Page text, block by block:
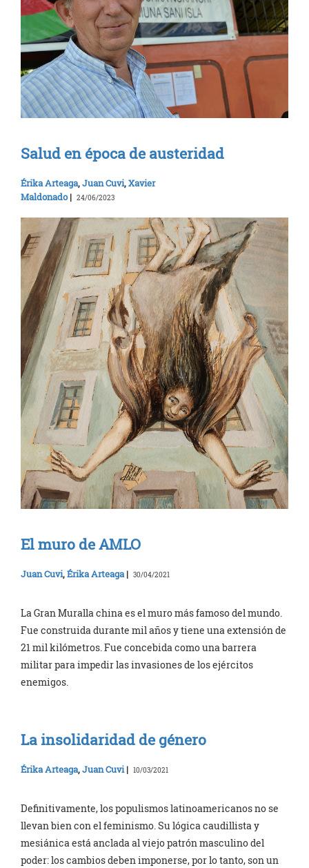
Salud en época de austeridad
Érika Arteaga,Juan Cuvi,Xavier
Maldonado| 24/06/2023
El muro de AMLO
Juan Cuvi,Érika Arteaga | 30/04/2021
La Gran Muralla china es el muro más famoso del mundo.
Fue construida durante mil años y tiene una extensión de
21 mil kilómetros. Fue concebida como una barrera
militar para impedir las invasiones de los ejércitos
enemigos.
La insolidaridad de género
Érika Arteaga,Juan Cuvi| 10/03/2021
Definitivamente, los populismos latinoamericanos no se
llevan bien con el feminismo. Su lógica caudillista y
mesiánica está anclada al viejo patrón masculino del
poder: los cambios deben imponerse, por lo tanto, son un